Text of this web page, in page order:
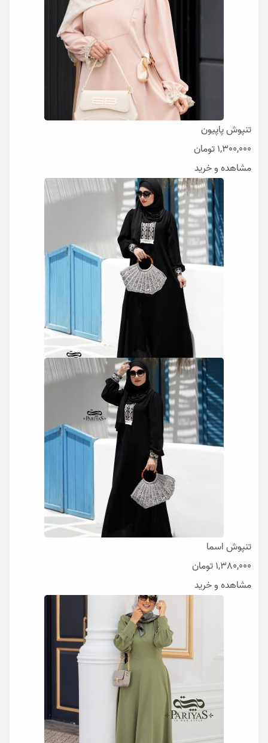
تنپوش پاپیون
1,300,000تومان
مشاهده و خرید
تنپوش اسما
1,380,000تومان
مشاهده و خرید